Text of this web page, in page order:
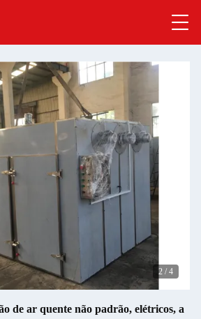
2 / 4
de ar quente não padrão, elétricos, a